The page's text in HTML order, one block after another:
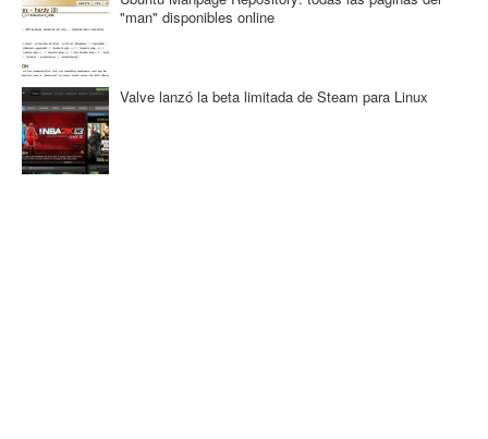
"man" disponibles online
Valve lanzó la beta limitada de Steam para Linux